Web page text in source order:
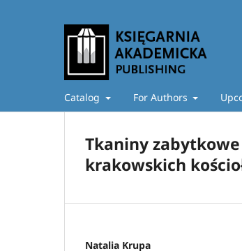
Catalog For Authors
Tkaniny
krakowskich
Natalia Krupa